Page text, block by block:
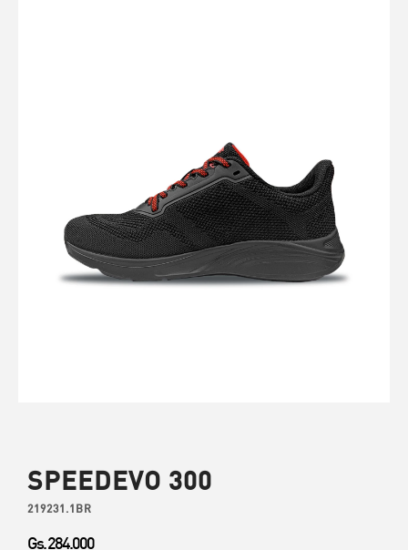
SPEEDEVO 300
219231.1BR
Gs. 284.000